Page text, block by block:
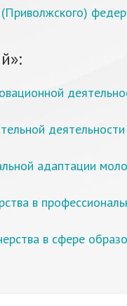
адаптации
в
в сфере